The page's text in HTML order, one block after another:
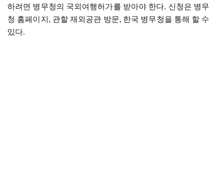
하려면 병무청의 국외여행허가를 받아야 한다. 신청은 병무
청 홈페이지, 관할 재외공관 방문, 한국 병무청을 통해 할 수
있다.